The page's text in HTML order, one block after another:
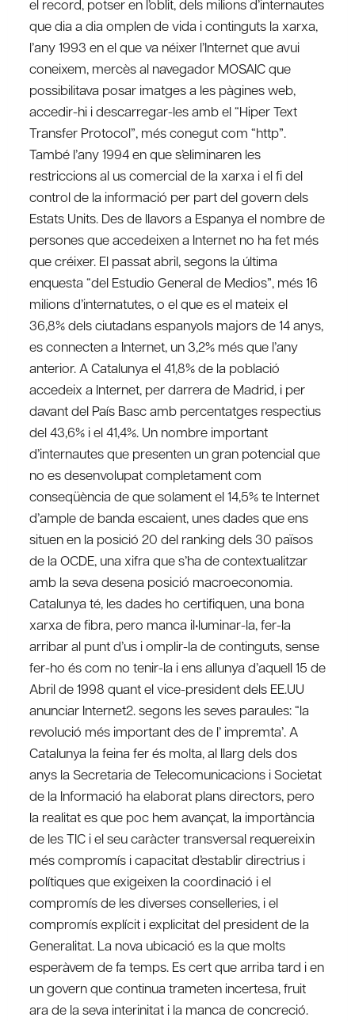
el record, potser en l’oblit, dels milions d’internautes
que dia a dia omplen de vida i continguts la xarxa,
l’any 1993 en el que va néixer l’Internet que avui
coneixem, mercès al navegador MOSAIC que
possibilitava posar imatges a les pàgines web,
accedir-hi i descarregar-les amb el “Hiper Text
Transfer Protocol”, més conegut com “http”.
També l’any 1994 en que s’eliminaren les
restriccions al us comercial de la xarxa i el fi del
control de la informació per part del govern dels
Estats Units. Des de llavors a Espanya el nombre de
persones que accedeixen a Internet no ha fet més
que créixer. El passat abril, segons la última
enquesta “del Estudio General de Medios”, més 16
milions d’internatutes, o el que es el mateix el
36,8% dels ciutadans espanyols majors de 14 anys,
es connecten a Internet, un 3,2% més que l’any
anterior. A Catalunya el 41,8% de la població
accedeix a Internet, per darrera de Madrid, i per
davant del País Basc amb percentatges respectius
del 43,6% i el 41,4%. Un nombre important
d’internautes que presenten un gran potencial que
no es desenvolupat completament com
conseqüència de que solament el 14,5% te Internet
d’ample de banda escaient, unes dades que ens
situen en la posició 20 del ranking dels 30 països
de la OCDE, una xifra que s’ha de contextualitzar
amb la seva desena posició macroeconomia.
Catalunya té, les dades ho certifiquen, una bona
xarxa de fibra, pero manca il•luminar-la, fer-la
arribar al punt d’us i omplir-la de continguts, sense
fer-ho és com no tenir-la i ens allunya d’aquell 15 de
Abril de 1998 quant el vice-president dels EE.UU
anunciar Internet2. segons les seves paraules: “la
revolució més important des de l’ impremta’. A
Catalunya la feina fer és molta, al llarg dels dos
anys la Secretaria de Telecomunicacions i Societat
de la Informació ha elaborat plans directors, pero
la realitat es que poc hem avançat, la importància
de les TIC i el seu caràcter transversal requereixin
més compromís i capacitat d’establir directrius i
polítiques que exigeixen la coordinació i el
compromís de les diverses conselleries, i el
compromís explícit i explicitat del president de la
Generalitat. La nova ubicació es la que molts
esperàvem de fa temps. Es cert que arriba tard i en
un govern que continua trameten incertesa, fruit
ara de la seva interinitat i la manca de concreció.